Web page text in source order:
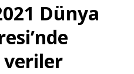
Dünya
veriler